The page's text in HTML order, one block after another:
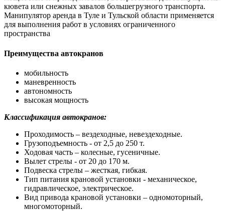
кювета или снежных завалов большегрузного транспорта.
Манипулятор аренда в Туле и Тульской области применяется
для выполнения работ в условиях ограниченного
пространства
Преимущества автокранов
мобильность
маневренность
автономность
высокая мощность
Классификация автокранов:
Проходимость – вездеходные, невездеходные.
Грузоподъемность - от 2,5 до 250 т.
Ходовая часть – колесные, гусеничные.
Вылет стрелы - от 20 до 170 м.
Подвеска стрелы – жесткая, гибкая.
Тип питания крановой установки - механическое,
гидравлическое, электрическое.
Вид привода крановой установки – одномоторный,
многомоторный.